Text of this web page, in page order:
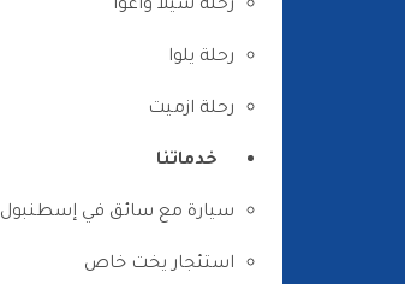
رحلة شيلا واغوا
رحلة يلوا
رحلة ازميت
خدماتنا
سيارة مع سائق في إسطنبول
استئجار يخت خاص